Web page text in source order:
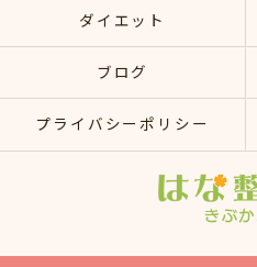
ダイエット
ブログ
プライバシーポリシー